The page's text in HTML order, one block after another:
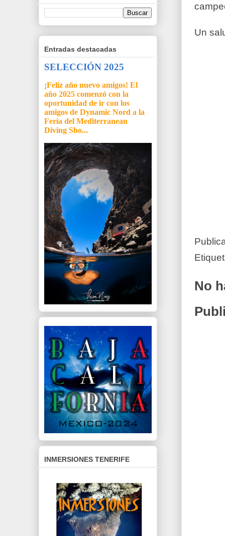
Un
No
Entradas destacadas
SELECCIÓN 2025
¡Feliz año nuevo amigos! El
año 2025 comenzó con la
oportunidad de ir con los
amigos de Dynamic Nord a la
Feria del Mediterranean
Diving Sho...
INMERSIONES TENERIFE